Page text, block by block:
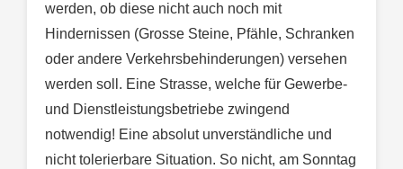
werden, ob diese nicht auch noch mit
Hindernissen (Grosse Steine, Pfähle, Schranken
oder andere Verkehrsbehinderungen) versehen
werden soll. Eine Strasse, welche für Gewerbe-
und Dienstleistungsbetriebe zwingend
notwendig! Eine absolut unverständliche und
nicht tolerierbare Situation. So nicht, am Sonntag